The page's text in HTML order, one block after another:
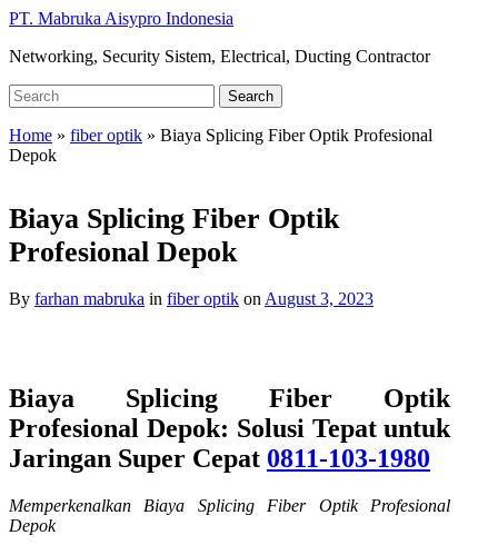
Skip
main
PT. Mabruka Aisypro Indonesia
Networking, Security Sistem, Electrical, Ducting Contractor
Search
for:
Search
Home » fiber optik » Biaya Splicing Fiber Optik Profesional
Depok
Biaya Splicing Fiber Optik
Profesional Depok
By farhan mabruka in fiber optik on August 3, 2023
Biaya Splicing Fiber Optik
Profesional Depok: Solusi Tepat untuk
Jaringan Super Cepat 0811-103-1980
Memperkenalkan Biaya Splicing Fiber Optik Profesional
Depok